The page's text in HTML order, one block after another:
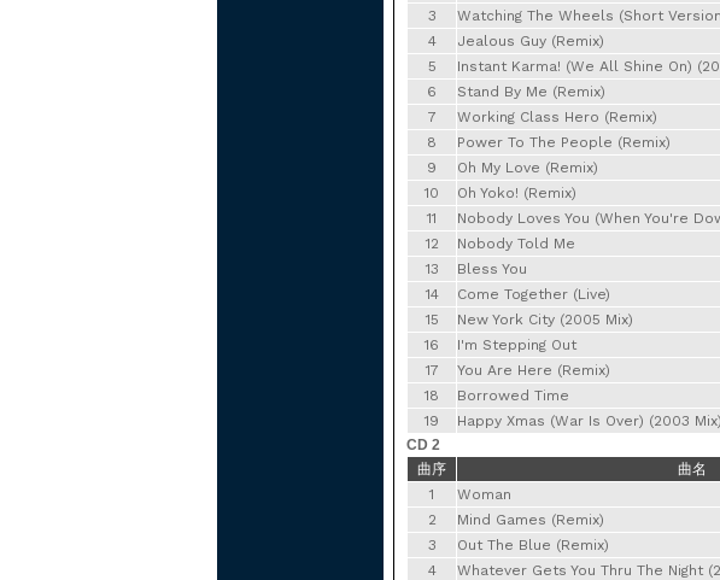
3
Watching The Wheels (Short
4
Jealous Guy (Remix)
5
Instant Karma! (We All Shine On)
6
Stand By Me (Remix)
7
Working Class Hero (Remix)
8
Power To The People (Remix)
9
Oh My Love (Remix)
10
Oh Yoko! (Remix)
11
Nobody Loves You (When You're
12
Nobody Told Me
13
Bless You
14
Come Together (Live)
15
New York City (2005 Mix)
16
I'm Stepping Out
17
You Are Here (Remix)
18
Borrowed Time
19
Happy Xmas (War Is Over) (2003 Mix)
CD 2
曲序
曲名
1
Woman
2
Mind Games (Remix)
3
Out The Blue (Remix)
4
Whatever Gets You Thru The Night